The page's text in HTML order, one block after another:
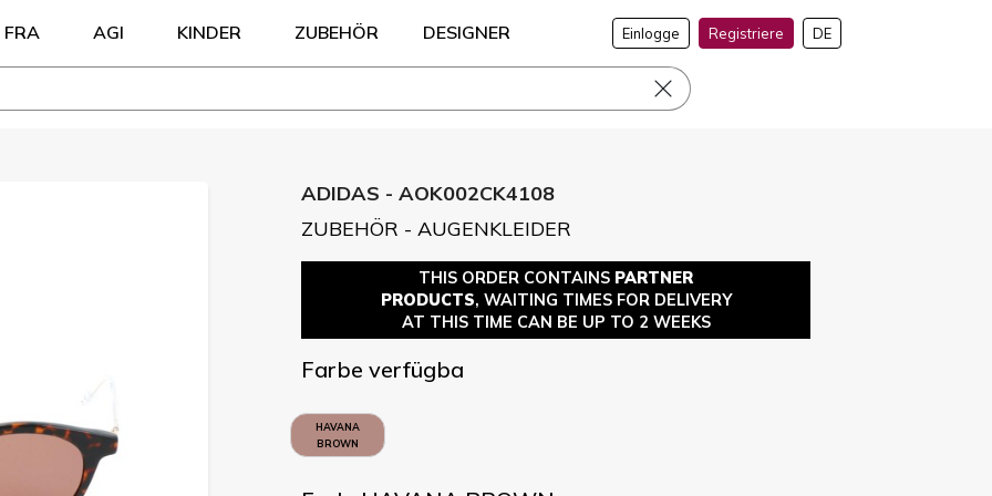
FRA AGI KINDER ZUBEHÖR DESIGNER Einlogge Registriere DE
ADIDAS - AOK002CK4108
ZUBEHÖR - AUGENKLEIDER
THIS ORDER CONTAINS PARTNER
PRODUCTS, WAITING TIMES FOR DELIVERY
AT THIS TIME CAN BE UP TO 2 WEEKS
Farbe verfügba
HAVANA
BROWN